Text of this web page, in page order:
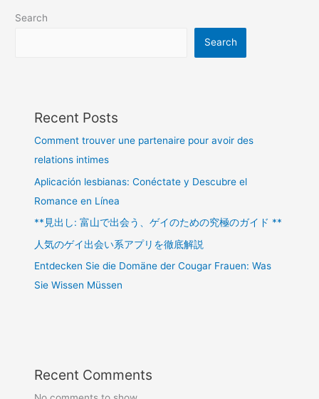
Search
Search
Recent Posts
Comment trouver une partenaire pour avoir des
relations intimes
Aplicación lesbianas: Conéctate y Descubre el
Romance en Línea
**見出し: 富山で出会う、ゲイのための究極のガイド **
人気のゲイ出会い系アプリを徹底解説
Entdecken Sie die Domäne der Cougar Frauen: Was
Sie Wissen Müssen
Recent Comments